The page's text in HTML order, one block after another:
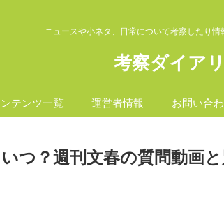
ニュースや小ネタ、日常について考察したり情
考察ダイア
テンツ一覧 運営者情報 お問い合
つ？週刊文春の質問動画